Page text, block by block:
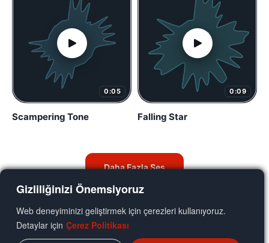
Gizliliğinizi Önemsiyoruz
Web deneyiminizi geliştirmek için çerezleri kullanıyoruz.
Detaylar için Çerez Politikası
0:05
Scampering Tone
0:09
Falling Star
Daha Fazla Ses